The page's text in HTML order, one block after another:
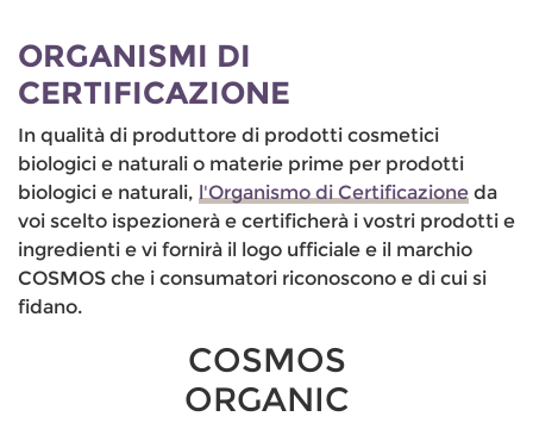
ORGANISMI DI
CERTIFICAZIONE
In qualità di produttore di prodotti cosmetici
biologici e naturali o materie prime per prodotti
biologici e naturali, l'Organismo di Certificazione da
voi scelto ispezionerà e certificherà i vostri prodotti e
ingredienti e vi fornirà il logo ufficiale e il marchio
COSMOS che i consumatori riconoscono e di cui si
fidano.
COSMOS
ORGANIC